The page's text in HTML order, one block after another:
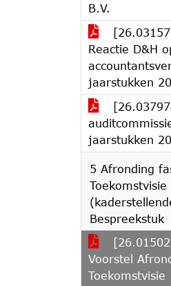
B.V.
Reactie D&H
jaarstukken
jaarstukken
5 Afronding
Bespreekstuk
Voorstel
Toekomstvisie